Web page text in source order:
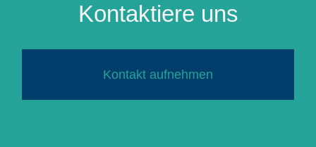
Kontaktiere uns
Kontakt aufnehmen